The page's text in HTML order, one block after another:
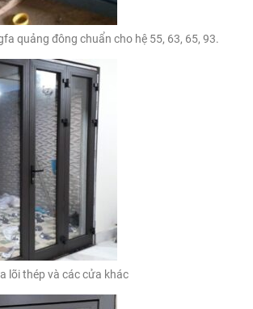
quảng đông chuẩn cho hệ 55, 63, 65, 93.
lõi thép và các cửa khác